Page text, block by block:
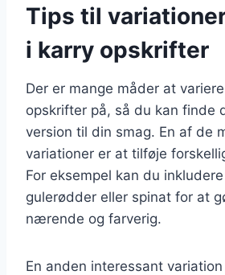
Tips til
i karry opskrifter
Der er mange måder at
opskrifter på, så du kan finde
version til din smag. En af de
variationer er at tilføje
For eksempel kan du
gulerødder eller spinat for at
nærende og farverig.
En anden interessant